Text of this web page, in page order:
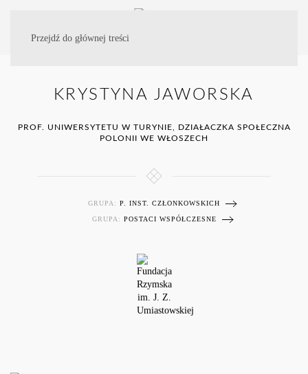
Przejdź do głównej treści
KRYSTYNA JAWORSKA
PROF. UNIWERSYTETU W TURYNIE, DZIAŁACZKA SPOŁECZNA
POLONII WE WŁOSZECH
GRUPA: P. INST. CZŁONKOWSKICH
GRUPA: POSTACI WSPÓŁCZESNE